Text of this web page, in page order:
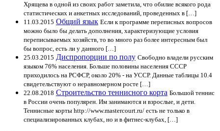
Хрящева в одной из своих работ заметила, что обилие всякого рода
статистических и анкетных исследований, проведенных в […]
11.03.2015 Общий язык Если к программе переписных вопросов
можно было бы делать дополнения, характеризующие условия
переписываемых хозяйств, то во много раз более интересным был
бы вопрос, есть ли у данного […]
25.03.2015 Диспропорции по полу Свободно владели русским
языком 76% населения. Больше половины населения СССР
приходилось на РСФСР, около 20% - на УССР. Данные таблицы 10.4
свидетельствуют о неравномерном росте […]
22.08.2018 Строительство теннисного корта Большой теннис
в России очень популярен. Им занимаются и взрослые, и дети.
Теннисные корты http://www.mastercourt.ru/ есть не только в
специализированных клубах, но и в фитнес-клубах, […]